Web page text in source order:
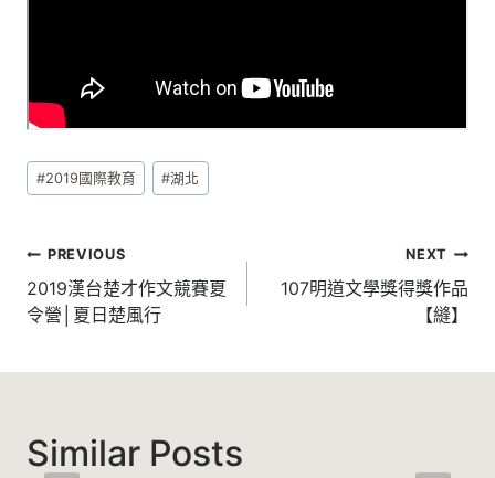
#2019國際教育 #湖北
PREVIOUS
2019漢台楚才作文競賽夏
令營│夏日楚風行
NEXT
107明道文學獎得獎作品
【縫】
Similar Posts